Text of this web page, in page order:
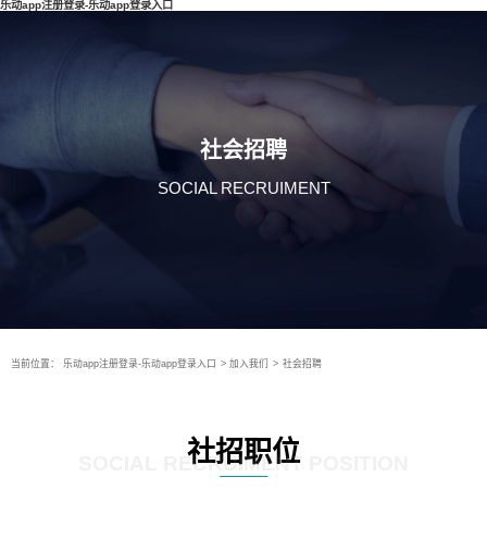
乐动app注册登录-乐动app登录入口
社会招聘
SOCIAL RECRUIMENT
当前位置： 乐动app注册登录-乐动app登录入口 > 加入我们 > 社会招聘
社招职位
SOCIAL RECRUIMENT POSITION